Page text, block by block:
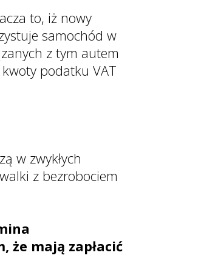
to, iż nowy
samochód w
z tym autem
podatku VAT
w zwykłych
z bezrobociem
mają zapłacić